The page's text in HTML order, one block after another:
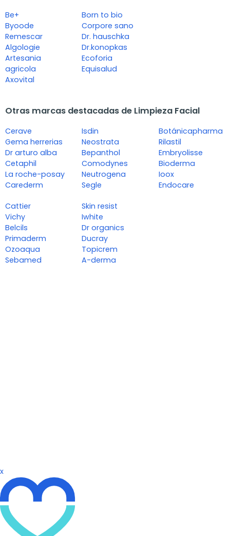
Be+
Byoode
Remescar
Algologie
Artesania
agricola
Axovital
Born to bio
Corpore sano
Dr. hauschka
Dr.konopkas
Ecoforia
Equisalud
Otras marcas destacadas de Limpieza Facial
Cerave
Gema herrerias
Dr arturo alba
Cetaphil
La roche-posay
Carederm
Isdin
Neostrata
Bepanthol
Comodynes
Neutrogena
Segle
Botánicapharma
Rilastil
Embryolisse
Bioderma
Ioox
Endocare
Cattier
Vichy
Belcils
Primaderm
Ozoaqua
Sebamed
Skin resist
Iwhite
Dr organics
Ducray
Topicrem
A-derma
x